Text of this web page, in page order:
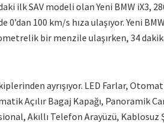
ilk SAV modeli olan Yeni BMW iX3,
100 km/s hıza ulaşıyor. Yeni
bir menzile ulaşırken, 34
ayrışıyor. LED Farlar,
Açılır Bagaj Kapağı, Panoramik
Akıllı Telefon Arayüzü,